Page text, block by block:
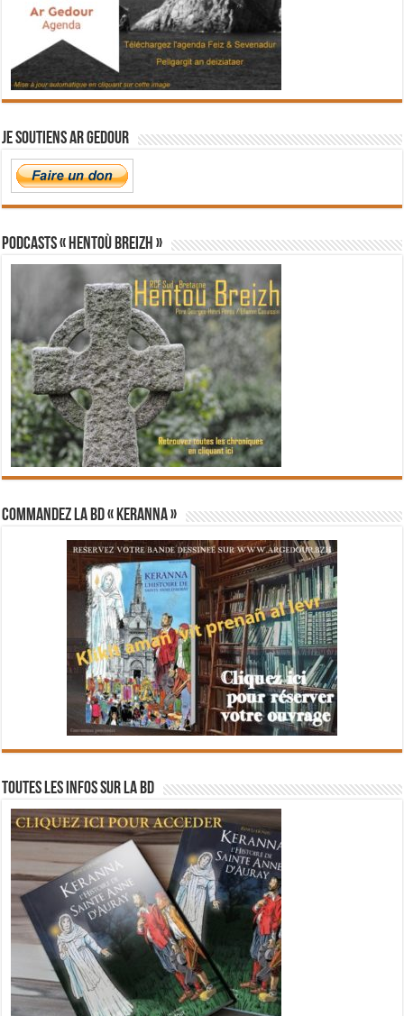
Je soutiens Ar Gedour
PODCASTS « Hentoù Breizh »
Commandez la BD « Keranna »
Toutes les infos sur la BD